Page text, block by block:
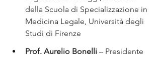
della Scuola di Specializzazione in
Medicina Legale, Università degli
Studi di Firenze
Prof. Aurelio Bonelli – Presidente